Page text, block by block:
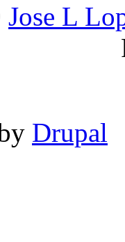
Jose L
Drupal